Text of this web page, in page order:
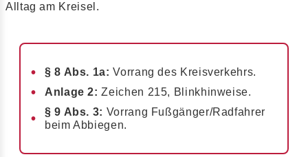
Alltag am Kreisel.
§ 8 Abs. 1a: Vorrang des Kreisverkehrs.
Anlage 2: Zeichen 215, Blinkhinweise.
§ 9 Abs. 3: Vorrang Fußgänger/Radfahrer
beim Abbiegen.